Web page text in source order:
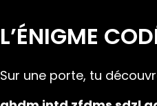
L’ÉNIGME
Sur une porte, tu